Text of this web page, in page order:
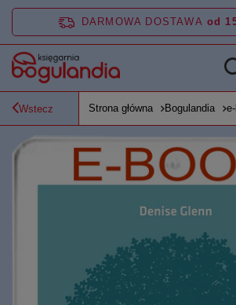
DARMOWA DOSTAWA od
Wstecz Strona główna Bogulandia